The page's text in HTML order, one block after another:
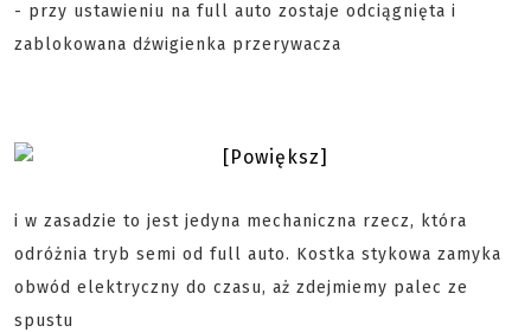
- przy ustawieniu na full auto zostaje odciągnięta i
zablokowana dźwigienka przerywacza
i w zasadzie to jest jedyna mechaniczna rzecz, która
odróżnia tryb semi od full auto. Kostka stykowa zamyka
obwód elektryczny do czasu, aż zdejmiemy palec ze
spustu